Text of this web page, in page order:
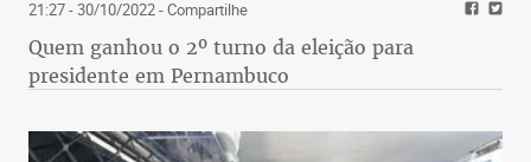
21:27 - 30/10/2022- Compartilhe
Quem ganhou o 2º turno da eleição para
presidente em Pernambuco